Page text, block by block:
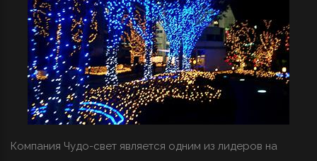
Компания Чудо-свет является одним из лидеров на